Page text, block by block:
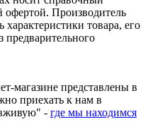
офертой. Производитель
характеристики товара, его
предварительного
магазине представлены в
приехать к нам в
- где мы находимся